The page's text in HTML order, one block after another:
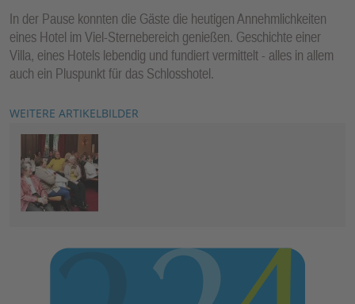
In der Pause konnten die Gäste die heutigen Annehmlichkeiten
eines Hotel im Viel-Sternebereich genießen. Geschichte einer
Villa, eines Hotels lebendig und fundiert vermittelt - alles in allem
auch ein Pluspunkt für das Schlosshotel.
WEITERE ARTIKELBILDER